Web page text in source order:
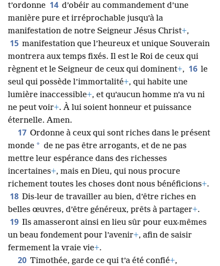
t’ordonne 14 d’obéir au commandement d’une
manière pure et irréprochable jusqu’à la
manifestation de notre Seigneur Jésus Christ+,
15 manifestation que l’heureux et unique Souverain
montrera aux temps fixés. Il est le Roi de ceux qui
règnent et le Seigneur de ceux qui dominent+, 16 le
seul qui possède l’immortalité+, qui habite une
lumière inaccessible+, et qu’aucun homme n’a vu ni
ne peut voir+. À lui soient honneur et puissance
éternelle. Amen.
17 Ordonne à ceux qui sont riches dans le présent
monde * de ne pas être arrogants, et de ne pas
mettre leur espérance dans des richesses
incertaines+, mais en Dieu, qui nous procure
richement toutes les choses dont nous bénéficions+.
18 Dis-leur de travailler au bien, d’être riches en
belles œuvres, d’être généreux, prêts à partager+.
19 Ils amasseront ainsi en lieu sûr pour eux-mêmes
un beau fondement pour l’avenir+, afin de saisir
fermement la vraie vie+.
20 Timothée, garde ce qui t’a été confié+,